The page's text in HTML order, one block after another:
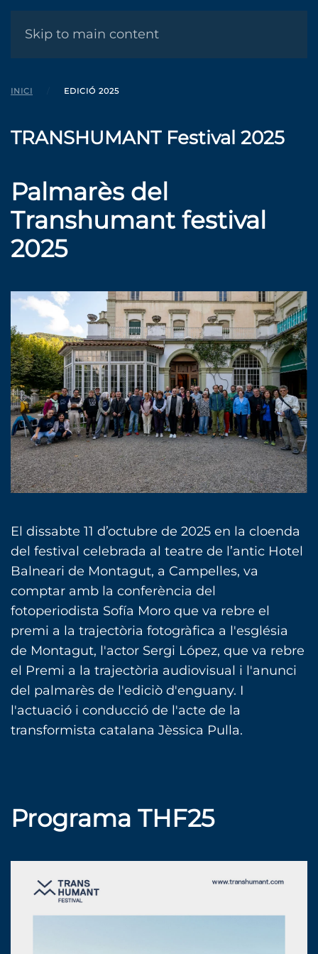
Skip to main content
INICI EDICIÓ 2025
TRANSHUMANT Festival 2025
Palmarès del
Transhumant festival
2025
El dissabte 11 d’octubre de 2025 en la cloenda
del festival celebrada al teatre de l’antic Hotel
Balneari de Montagut, a Campelles, va
comptar amb la conferència del
fotoperiodista Sofía Moro que va rebre el
premi a la trajectòria fotogràfica a l'església
de Montagut, l'actor Sergi López, que va rebre
el Premi a la trajectòria audiovisual i l'anunci
del palmarès de l'ediciò d'enguany. I
l'actuació i conducció de l'acte de la
transformista catalana Jèssica Pulla.
Programa THF25